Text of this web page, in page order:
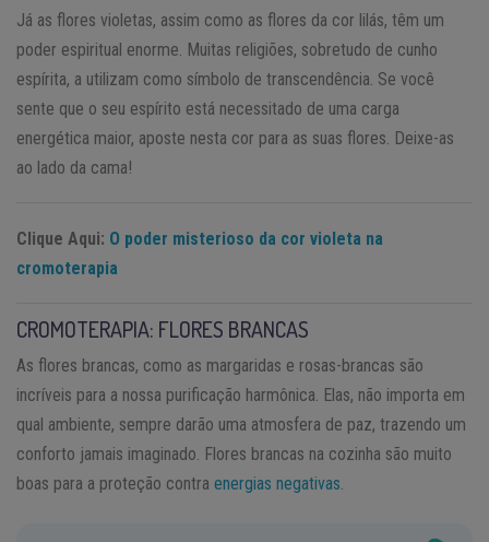
Já as flores violetas, assim como as flores da cor lilás, têm um
poder espiritual enorme. Muitas religiões, sobretudo de cunho
espírita, a utilizam como símbolo de transcendência. Se você
sente que o seu espírito está necessitado de uma carga
energética maior, aposte nesta cor para as suas flores. Deixe-as
ao lado da cama!
Clique Aqui: O poder misterioso da cor violeta na
cromoterapia
CROMOTERAPIA: FLORES BRANCAS
As flores brancas, como as margaridas e rosas-brancas são
incríveis para a nossa purificação harmônica. Elas, não importa em
qual ambiente, sempre darão uma atmosfera de paz, trazendo um
conforto jamais imaginado. Flores brancas na cozinha são muito
boas para a proteção contra energias negativas